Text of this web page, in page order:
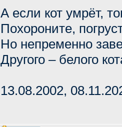
А если кот умрёт,
Похороните,
Но непременно
Другого – белого
13.08.2002,